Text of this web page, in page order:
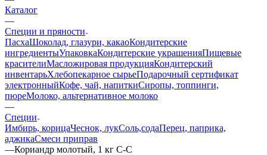
Каталог
—
Специи и пряности
ПасхаШоколад, глазури, какаоКондитерские
ингредиентыУпаковкаКондитерские украшенияПищевые
красителиМасложировая продукцияКондитерский
инвентарьХлебопекарное сырьеПодарочный сертификат
электронныйКофе, чай, напиткиСиропы, топпинги,
пюреМолоко, альтернативное молоко
—
Специи
Имбирь, корицаЧеснок, лукСоль,содаПерец, паприка,
аджикаСмеси приправ
—Кориандр молотый, 1 кг С-С